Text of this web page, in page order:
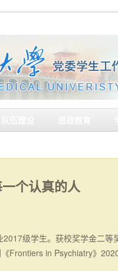
一个认真的人
级学生。获校奖学金二等
Frontiers in Psychiatry》